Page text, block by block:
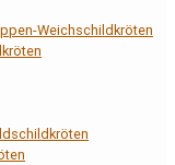
Weichschildkröten